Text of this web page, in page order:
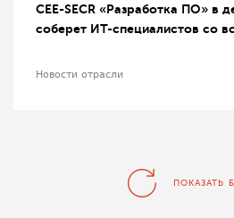
CEE-SECR «Разработка ПО» в
соберет ИТ-специалистов со
Новости отрасли
ПОКАЗАТЬ